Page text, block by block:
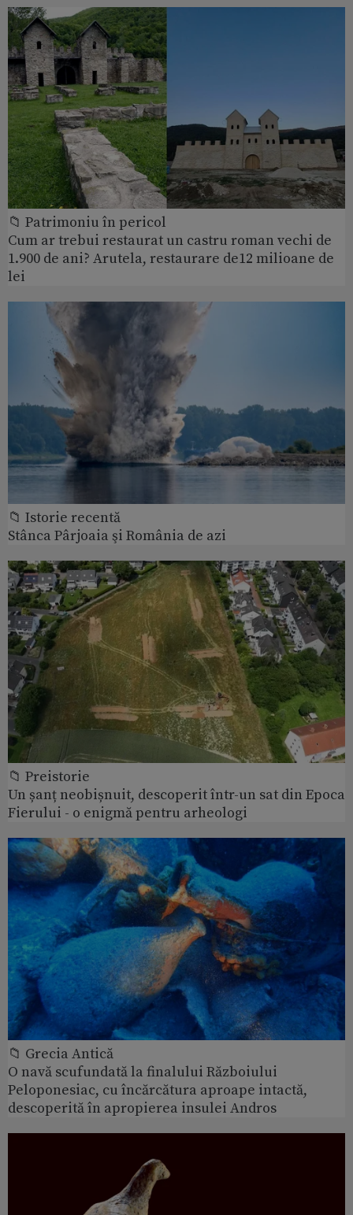
📁 Patrimoniu în pericol
Cum ar trebui restaurat un castru roman vechi de
1.900 de ani? Arutela, restaurare de12 milioane de
lei
📁 Istorie recentă
Stânca Pârjoaia şi România de azi
📁 Preistorie
Un șanț neobișnuit, descoperit într-un sat din Epoca
Fierului - o enigmă pentru arheologi
📁 Grecia Antică
O navă scufundată la finalului Războiului
Peloponesiac, cu încărcătura aproape intactă,
descoperită în apropierea insulei Andros